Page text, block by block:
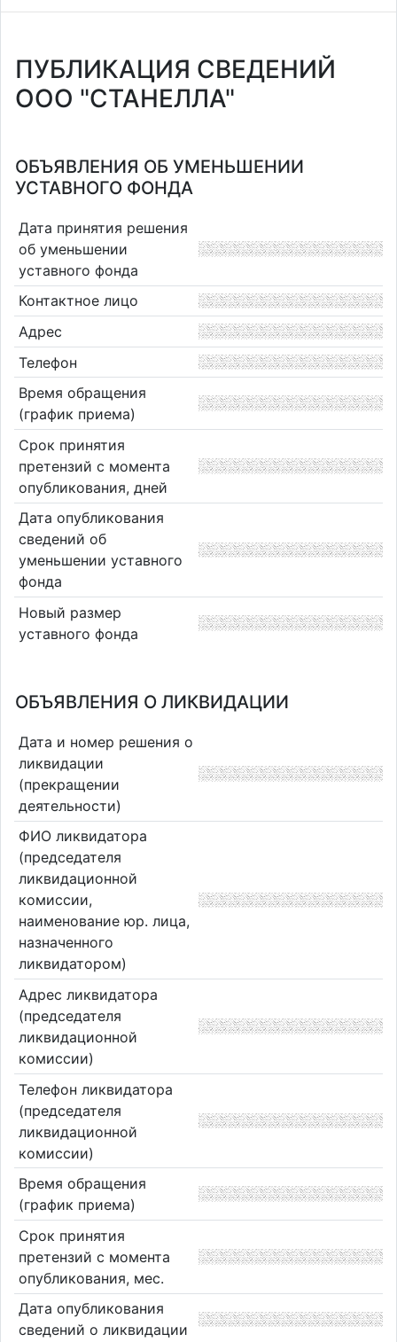
ПУБЛИКАЦИЯ СВЕДЕНИЙ
ООО "СТАНЕЛЛА"
ОБЪЯВЛЕНИЯ ОБ УМЕНЬШЕНИИ
УСТАВНОГО ФОНДА
Дата принятия решения
об уменьшении
уставного фонда
Контактное лицо
Адрес
Телефон
Время обращения
(график приема)
Срок принятия
претензий с момента
опубликования, дней
Дата опубликования
сведений об
уменьшении уставного
фонда
Новый размер
уставного фонда
ОБЪЯВЛЕНИЯ О ЛИКВИДАЦИИ
Дата и номер решения о
ликвидации
(прекращении
деятельности)
ФИО ликвидатора
(председателя
ликвидационной
комиссии,
наименование юр. лица,
назначенного
ликвидатором)
Адрес ликвидатора
(председателя
ликвидационной
комиссии)
Телефон ликвидатора
(председателя
ликвидационной
комиссии)
Время обращения
(график приема)
Срок принятия
претензий с момента
опубликования, мес.
Дата опубликования
сведений о ликвидации